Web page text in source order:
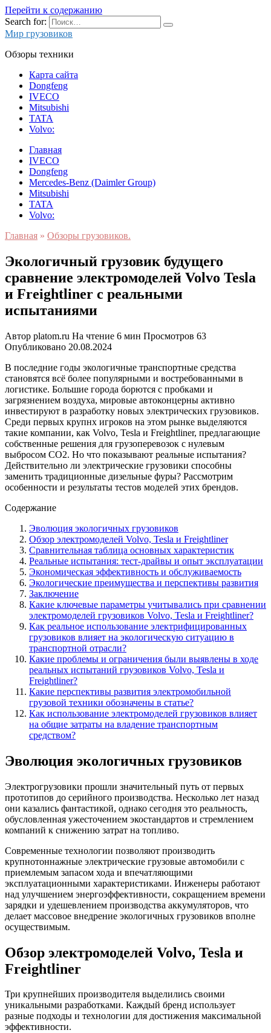
Перейти к содержанию
Search for:
Мир грузовиков
Обзоры техники
Карта сайта
Dongfeng
IVECO
Mitsubishi
TATA
Volvo:
Главная
IVECO
Dongfeng
Mercedes-Benz (Daimler Group)
Mitsubishi
TATA
Volvo:
Главная » Обзоры грузовиков.
Экологичный грузовик будущего
сравнение электромоделей Volvo Tesla
и Freightliner с реальными
испытаниями
Автор platom.ru На чтение 6 мин Просмотров 63
Опубликовано 20.08.2024
В последние годы экологичные транспортные средства
становятся всё более популярными и востребованными в
логистике. Большие города борются с пробками и
загрязнением воздуха, мировые автоконцерны активно
инвестируют в разработку новых электрических грузовиков.
Среди первых крупнх игроков на этом рынке выделяются
такие компании, как Volvo, Tesla и Freightliner, предлагающие
собственные решения для грузоперевозок с нулевым
выбросом CO2. Но что показывают реальные испытания?
Действительно ли электрические грузовики способны
заменить традиционные дизельные фуры? Рассмотрим
особенности и результаты тестов моделей этих брендов.
Содержание
Эволюция экологичных грузовиков
Обзор электромоделей Volvo, Tesla и Freightliner
Сравнительная таблица основных характеристик
Реальные испытания: тест-драйвы и опыт эксплуатации
Экономическая эффективность и обслуживаемость
Экологические преимущества и перспективы развития
Заключение
Какие ключевые параметры учитывались при сравнении
электромоделей грузовиков Volvo, Tesla и Freightliner?
Как реальное использование электрифицированных
грузовиков влияет на экологическую ситуацию в
транспортной отрасли?
Какие проблемы и ограничения были выявлены в ходе
реальных испытаний грузовиков Volvo, Tesla и
Freightliner?
Какие перспективы развития электромобильной
грузовой техники обозначены в статье?
Как использование электромоделей грузовиков влияет
на общие затраты на владение транспортным
средством?
Эволюция экологичных грузовиков
Электрогрузовики прошли значительный путь от первых
прототипов до серийного производства. Несколько лет назад
они казались фантастикой, однако сегодня это реальность,
обусловленная ужесточением экостандартов и стремлением
компаний к снижению затрат на топливо.
Современные технологии позволяют производить
крупнотоннажные электрические грузовые автомобили с
приемлемым запасом хода и впечатляющими
эксплуатационными характеристиками. Инженеры работают
над улучшением энергоэффективности, сокращением времени
зарядки и удешевлением производства аккумуляторов, что
делает массовое внедрение экологичных грузовиков вполне
осуществимым.
Обзор электромоделей Volvo, Tesla и
Freightliner
Три крупнейших производителя выделились своими
уникальными разработками. Каждый бренд использует
разные подходы и технологии для достижения максимальной
эффективности.